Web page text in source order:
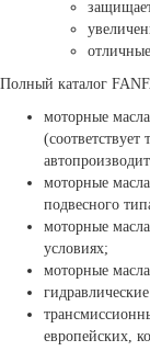
Полный каталог
моторные масла
моторные
подвесного
моторные
условиях;
моторные
европейских,